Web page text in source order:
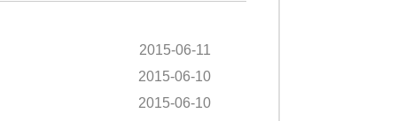
2015-06-11
2015-06-10
2015-06-10